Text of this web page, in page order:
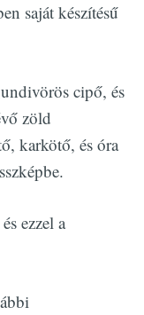
saját készítésű
cipő, és
zöld
karkötő, és óra
ezzel a